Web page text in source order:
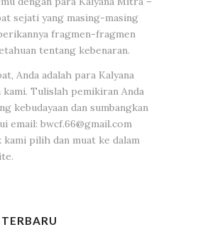
sejati yang masing-masing
fragmen-fragmen
tentang kebenaran.
Anda adalah para Kalyana
Tulislah pemikiran Anda
kebudayaan dan sumbangkan
email: bwcf.66@gmail.com
kami pilih dan muat ke dalam